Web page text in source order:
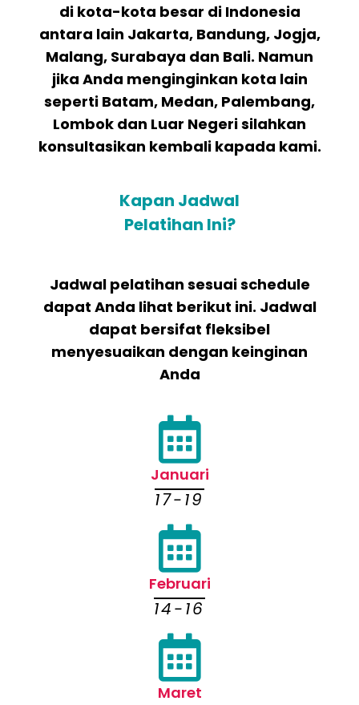
di kota-kota besar di Indonesia
antara lain Jakarta, Bandung, Jogja,
Malang, Surabaya dan Bali. Namun
jika Anda menginginkan kota lain
seperti Batam, Medan, Palembang,
Lombok dan Luar Negeri silahkan
konsultasikan kembali kapada kami.
Kapan Jadwal
Pelatihan Ini?
Jadwal pelatihan sesuai schedule
dapat Anda lihat berikut ini. Jadwal
dapat bersifat fleksibel
menyesuaikan dengan keinginan
Anda
Januari
17-19
Februari
14-16
Maret